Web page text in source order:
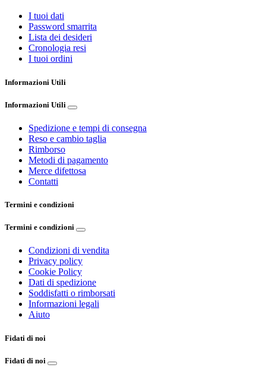
I tuoi dati
Password smarrita
Lista dei desideri
Cronologia resi
I tuoi ordini
Informazioni Utili
Informazioni Utili
Spedizione e tempi di consegna
Reso e cambio taglia
Rimborso
Metodi di pagamento
Merce difettosa
Contatti
Termini e condizioni
Termini e condizioni
Condizioni di vendita
Privacy policy
Cookie Policy
Dati di spedizione
Soddisfatti o rimborsati
Informazioni legali
Aiuto
Fidati di noi
Fidati di noi